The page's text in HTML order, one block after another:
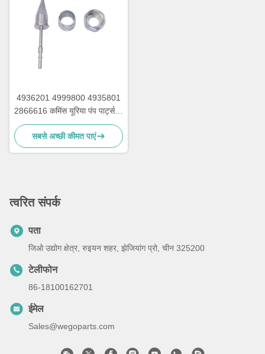
4936201 4999800 4935801
2866616 कमिंस यूरिया पंप पार्ट्स के
लिए पेंच नट के साथ यूरिया इंजेक्टर
सबसे अच्छी कीमत पाएं
त्वरित संपर्क
पता
जिओ उद्योग क्षेत्र, रुइयन शहर, झेजियांग प्रो, चीन 325200
टेलीफोन
86-18100162701
ईमेल
Sales@wegoparts.com